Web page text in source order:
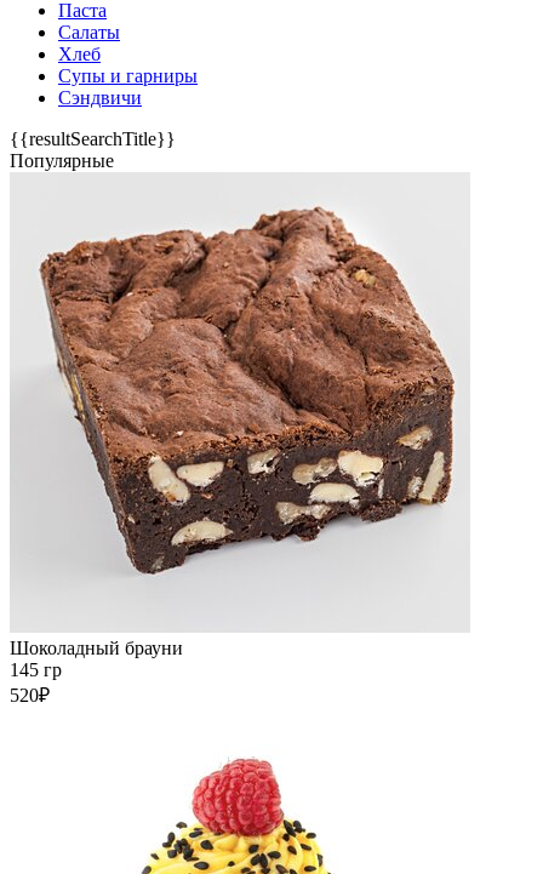
Паста
Салаты
Хлеб
Супы и гарниры
Сэндвичи
{{resultSearchTitle}}
Популярные
Шоколадный брауни
145 гр
520₽